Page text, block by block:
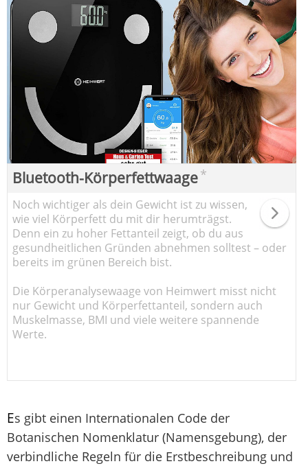
Bluetooth-Körperfettwaage*
Noch wichtiger als dein Gewicht ist zu wissen,
wie viel Körperfett du mit dir herumträgst.
Denn ein zu hoher Fettanteil zeigt, ob du aus
gesundheitlichen Gründen abnehmen solltest – oder
bereits im grünen Bereich bist.
Die Körperanalysewaage von Heimwert misst nicht
nur Gewicht und Körperfettanteil, sondern auch
Muskelmasse, BMI und viele weitere spannende
Werte.
Es gibt einen Internationalen Code der
Botanischen Nomenklatur (Namensgebung), der
verbindliche Regeln für die Erstbeschreibung und